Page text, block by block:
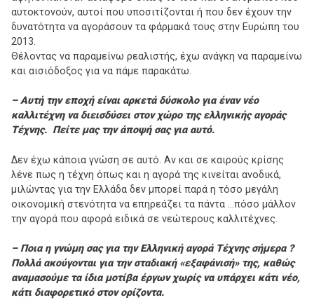
αυτοκτονούν, αυτοί που υποσιτίζονται ή που δεν έχουν την
δυνατότητα να αγοράσουν τα φάρμακά τους στην Ευρώπη του
2013.
Θέλοντας να παραμείνω ρεαλιστής, έχω ανάγκη να παραμείνω
και αισιόδοξος για να πάμε παρακάτω.
– Αυτή την εποχή είναι αρκετά δύσκολο για έναν νέο
καλλιτέχνη να διεισδύσει στον χώρο της ελληνικής αγοράς
Τέχνης. Πείτε μας την άποψή σας για αυτό.
Δεν έχω κάποια γνώση σε αυτό. Αν και σε καιρούς κρίσης
λένε πως η τέχνη όπως και η αγορά της κινείται ανοδικά,
μιλώντας για την Ελλάδα δεν μπορεί παρά η τόσο μεγάλη
οικονομική στενότητα να επηρεάζει τα πάντα …πόσο μάλλον
την αγορά που αφορά ειδικά σε νεώτερους καλλιτέχνες.
– Ποια η γνώμη σας για την Ελληνική αγορά Τέχνης σήμερα ?
Πολλά ακούγονται για την σταδιακή «εξαφάνισή» της, καθώς
αναμασούμε τα ίδια μοτίβα έργων χωρίς να υπάρχει κάτι νέο,
κάτι διαφορετικό στον ορίζοντα.